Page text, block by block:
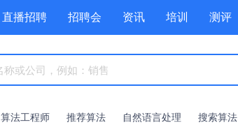
直播招聘 招聘会 资讯 培训 测评
工具箱 赏金招聘
算法工程师 推荐算法 自然语言处理 搜索算法